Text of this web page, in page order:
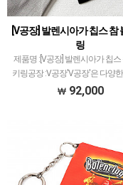
[V공장] 발렌시아가 칩스 참
링
제품명 :[V공장] 발렌시아가 칩스
키링공장 :V공장'V공장'은 다양
의류 전문적으로 취급하고 있습
92,000